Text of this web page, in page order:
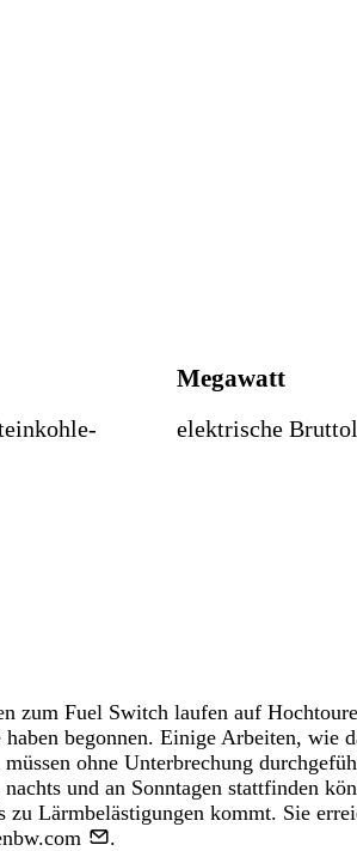
Megawatt
elektrische
zum Fuel Switch laufen auf
begonnen. Einige Arbeiten, wie
ohne Unterbrechung
nachts und an Sonntagen stattfinden
zu Lärmbelästigungen kommt. Sie
.